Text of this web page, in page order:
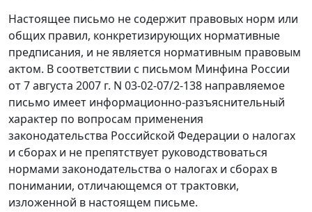
Настоящее письмо не содержит правовых норм или
общих правил, конкретизирующих нормативные
предписания, и не является нормативным правовым
актом. В соответствии с письмом Минфина России
от 7 августа 2007 г. N 03-02-07/2-138 направляемое
письмо имеет информационно-разъяснительный
характер по вопросам применения
законодательства Российской Федерации о налогах
и сборах и не препятствует руководствоваться
нормами законодательства о налогах и сборах в
понимании, отличающемся от трактовки,
изложенной в настоящем письме.